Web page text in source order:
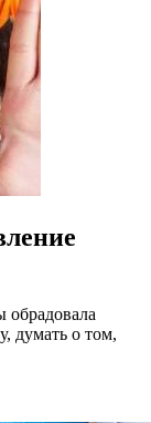
обрадовала
думать о том,